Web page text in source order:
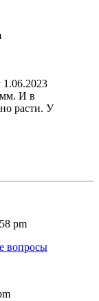
1.06.2023
мм. И в
расти. У
pm
вопросы